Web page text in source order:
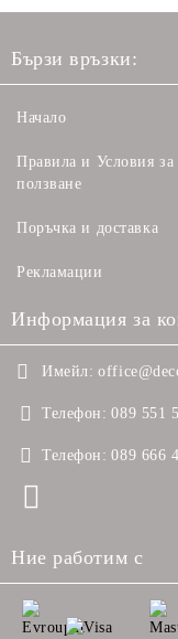
Бързи връзки:
Начало
Правила и Условия за
ползване
Поръчка и доставка
Рекламации
Информация за
Имейл:
Телефон: 089 551
Телефон: 089 666
Ние работим с